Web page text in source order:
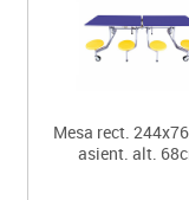
Mesa rect.
asient. alt.